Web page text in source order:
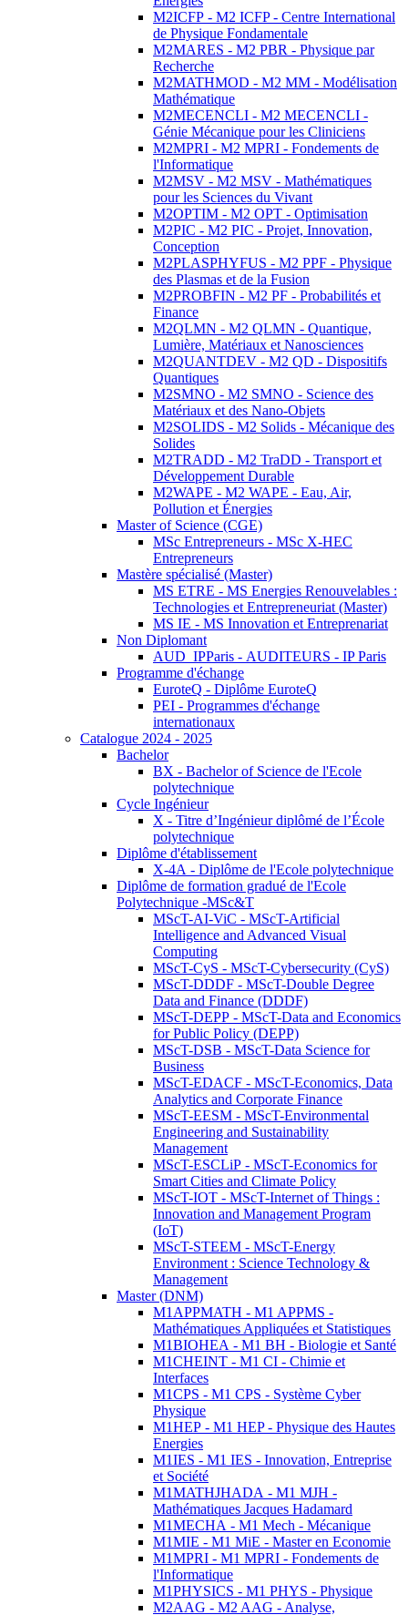
M2ICFP - M2 ICFP - Centre International
de Physique Fondamentale
M2MARES - M2 PBR - Physique par
Recherche
M2MATHMOD - M2 MM - Modélisation
Mathématique
M2MECENCLI - M2 MECENCLI -
Génie Mécanique pour les Cliniciens
M2MPRI - M2 MPRI - Fondements de
l'Informatique
M2MSV - M2 MSV - Mathématiques
pour les Sciences du Vivant
M2OPTIM - M2 OPT - Optimisation
M2PIC - M2 PIC - Projet, Innovation,
Conception
M2PLASPHYFUS - M2 PPF - Physique
des Plasmas et de la Fusion
M2PROBFIN - M2 PF - Probabilités et
Finance
M2QLMN - M2 QLMN - Quantique,
Lumière, Matériaux et Nanosciences
M2QUANTDEV - M2 QD - Dispositifs
Quantiques
M2SMNO - M2 SMNO - Science des
Matériaux et des Nano-Objets
M2SOLIDS - M2 Solids - Mécanique des
Solides
M2TRADD - M2 TraDD - Transport et
Développement Durable
M2WAPE - M2 WAPE - Eau, Air,
Pollution et Énergies
Master of Science (CGE)
MSc Entrepreneurs - MSc X-HEC
Entrepreneurs
Mastère spécialisé (Master)
MS ETRE - MS Energies Renouvelables :
Technologies et Entrepreneuriat (Master)
MS IE - MS Innovation et Entreprenariat
Non Diplomant
AUD_IPParis - AUDITEURS - IP Paris
Programme d'échange
EuroteQ - Diplôme EuroteQ
PEI - Programmes d'échange
internationaux
Catalogue 2024 - 2025
Bachelor
BX - Bachelor of Science de l'Ecole
polytechnique
Cycle Ingénieur
X - Titre d’Ingénieur diplômé de l’École
polytechnique
Diplôme d'établissement
X-4A - Diplôme de l'Ecole polytechnique
Diplôme de formation gradué de l'Ecole
Polytechnique -MSc&T
MScT-AI-ViC - MScT-Artificial
Intelligence and Advanced Visual
Computing
MScT-CyS - MScT-Cybersecurity (CyS)
MScT-DDDF - MScT-Double Degree
Data and Finance (DDDF)
MScT-DEPP - MScT-Data and Economics
for Public Policy (DEPP)
MScT-DSB - MScT-Data Science for
Business
MScT-EDACF - MScT-Economics, Data
Analytics and Corporate Finance
MScT-EESM - MScT-Environmental
Engineering and Sustainability
Management
MScT-ESCLiP - MScT-Economics for
Smart Cities and Climate Policy
MScT-IOT - MScT-Internet of Things :
Innovation and Management Program
(IoT)
MScT-STEEM - MScT-Energy
Environment : Science Technology &
Management
Master (DNM)
M1APPMATH - M1 APPMS -
Mathématiques Appliquées et Statistiques
M1BIOHEA - M1 BH - Biologie et Santé
M1CHEINT - M1 CI - Chimie et
Interfaces
M1CPS - M1 CPS - Système Cyber
Physique
M1HEP - M1 HEP - Physique des Hautes
Energies
M1IES - M1 IES - Innovation, Entreprise
et Société
M1MATHJHADA - M1 MJH -
Mathématiques Jacques Hadamard
M1MECHA - M1 Mech - Mécanique
M1MIE - M1 MiE - Master en Economie
M1MPRI - M1 MPRI - Fondements de
l'Informatique
M1PHYSICS - M1 PHYS - Physique
M2AAG - M2 AAG - Analyse,